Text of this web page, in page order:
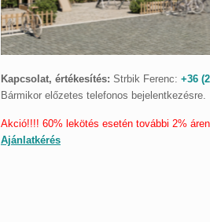
Kapcsolat, értékesítés: Strbik Ferenc: +36
Bármikor előzetes telefonos bejelentkezésre.
Akció!!!! 60% lekötés esetén további 2%
Ajánlatkérés